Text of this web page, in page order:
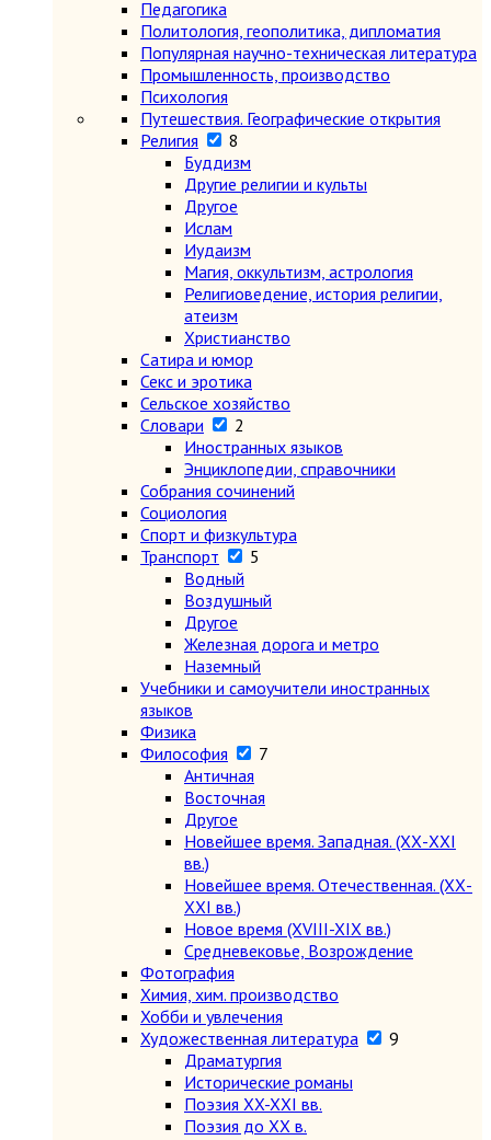
Педагогика
Политология, геополитика, дипломатия
Популярная научно-техническая литература
Промышленность, производство
Психология
Путешествия. Географические открытия
Религия
8
Буддизм
Другие религии и культы
Другое
Ислам
Иудаизм
Магия, оккультизм, астрология
Религиоведение, история религии,
атеизм
Христианство
Сатира и юмор
Секс и эротика
Сельское хозяйство
Словари
2
Иностранных языков
Энциклопедии, справочники
Собрания сочинений
Социология
Спорт и физкультура
Транспорт
5
Водный
Воздушный
Другое
Железная дорога и метро
Наземный
Учебники и самоучители иностранных
языков
Физика
Философия
7
Античная
Восточная
Другое
Новейшее время. Западная. (ХХ-ХХI
вв.)
Новейшее время. Отечественная. (ХХ-
ХХI вв.)
Новое время (XVIII-XIX вв.)
Средневековье, Возрождение
Фотография
Химия, хим. производство
Хобби и увлечения
Художественная литература
9
Драматургия
Исторические романы
Поэзия XX-XXI вв.
Поэзия до XX в.